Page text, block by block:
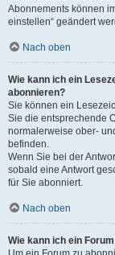
Abonnements können
einstellen“ geändert
Nach oben
Wie kann ich ein
abonnieren?
Sie können ein
Sie die entsprechende
normalerweise ober-
befinden.
Wenn Sie bei der
sobald eine Antwort
für Sie abonniert.
Nach oben
Wie kann ich ein